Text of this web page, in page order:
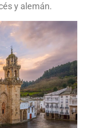
y alemán.